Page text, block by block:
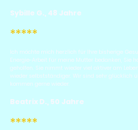
Sybille G., 48 Jahre
*****
Ich möchte mich herzlich für Ihre bisherige
Energie-Arbeit für meine Mutter bedanken, Sie
geholfen. Sie nimmt wieder viel aktiver am
wieder selbstständiger. Wir sind sehr glücklich
kommen gerne wieder.
Beatrix D., 50 Jahre
*****